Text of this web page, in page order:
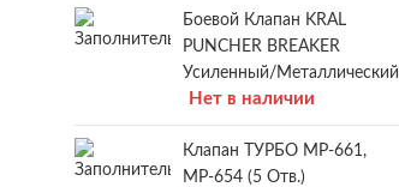
Боевой Клапан KRAL
PUNCHER BREAKER
Усиленный/металлический
Нет в наличии
Клапан ТУРБО МР-661,
МР-654 (5 Отв.)